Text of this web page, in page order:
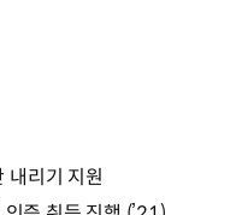
내리기 지원